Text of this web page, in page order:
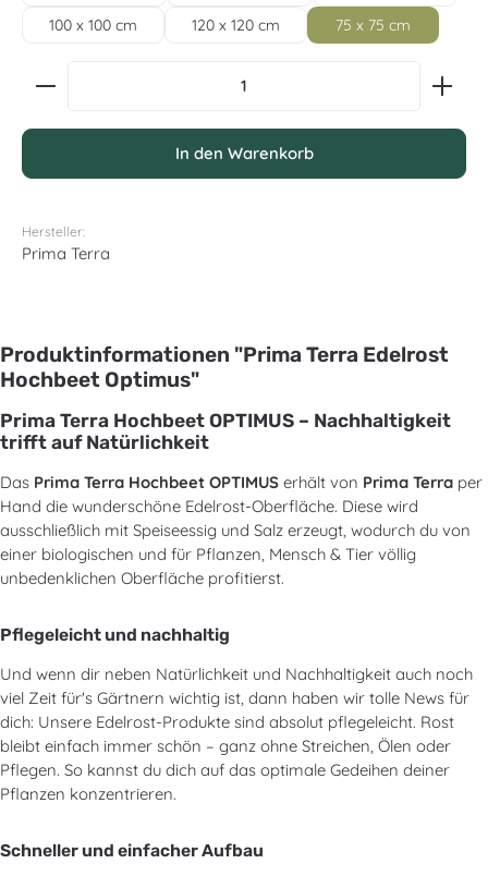
100 x 100 cm
120 x 120 cm 75 x 75 cm
Produkt Anzahl: Gib den gewünschten Wert ein
In den Warenkorb
Hersteller:
Prima Terra
Produktinformationen "Prima Terra Edelrost
Hochbeet Optimus"
Prima Terra Hochbeet OPTIMUS – Nachhaltigkeit
trifft auf Natürlichkeit
Das Prima Terra Hochbeet OPTIMUS erhält von Prima Terra per
Hand die wunderschöne Edelrost-Oberfläche. Diese wird
ausschließlich mit Speiseessig und Salz erzeugt, wodurch du von
einer biologischen und für Pflanzen, Mensch & Tier völlig
unbedenklichen Oberfläche profitierst.
Pflegeleicht und nachhaltig
Und wenn dir neben Natürlichkeit und Nachhaltigkeit auch noch
viel Zeit für's Gärtnern wichtig ist, dann haben wir tolle News für
dich: Unsere Edelrost-Produkte sind absolut pflegeleicht. Rost
bleibt einfach immer schön – ganz ohne Streichen, Ölen oder
Pflegen. So kannst du dich auf das optimale Gedeihen deiner
Pflanzen konzentrieren.
Schneller und einfacher Aufbau